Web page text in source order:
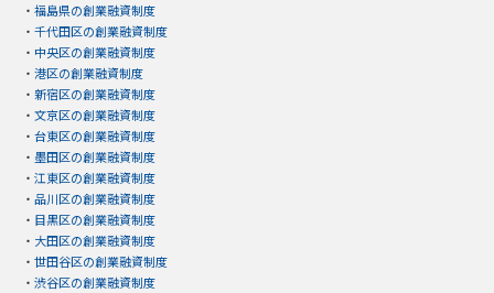
・ 福島県の創業融資制度
・ 千代田区の創業融資制度
・ 中央区の創業融資制度
・ 港区の創業融資制度
・ 新宿区の創業融資制度
・ 文京区の創業融資制度
・ 台東区の創業融資制度
・ 墨田区の創業融資制度
・ 江東区の創業融資制度
・ 品川区の創業融資制度
・ 目黒区の創業融資制度
・ 大田区の創業融資制度
・ 世田谷区の創業融資制度
・ 渋谷区の創業融資制度